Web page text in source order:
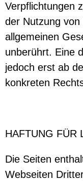
Verpflichtungen
der Nutzung
allgemeinen
unberührt. Eine
jedoch erst ab
konkreten
HAFTUNG FÜR
Die Seiten
Webseiten